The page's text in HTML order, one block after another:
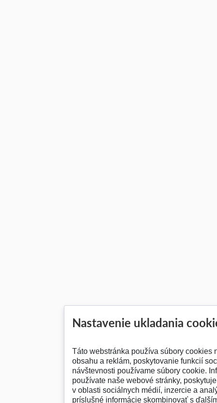
Nastavenie ukladania
Táto webstránka používa súbory cookies
obsahu a reklám, poskytovanie funkcií
návštevnosti používame súbory cookie.
používate naše webové stránky,
v oblasti sociálnych médií, inzercie a
príslušné informácie skombinovať s